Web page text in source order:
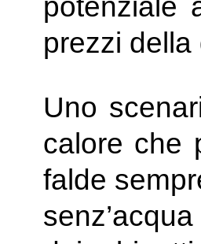
prezzi
Uno
calore che
falde